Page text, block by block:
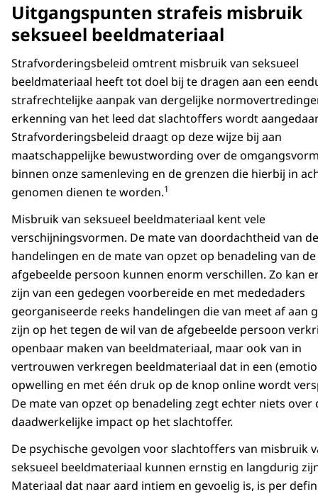
Uitgangspunten strafeis misbruik
seksueel beeldmateriaal
Strafvorderingsbeleid omtrent misbruik van seksueel
beeldmateriaal heeft tot doel bij te dragen aan een
strafrechtelijke aanpak van dergelijke
erkenning van het leed dat slachtoffers wordt
Strafvorderingsbeleid draagt op deze wijze bij aan
maatschappelijke bewustwording over de
binnen onze samenleving en de grenzen die hierbij in
genomen dienen te worden.1
Misbruik van seksueel beeldmateriaal kent vele
verschijningsvormen. De mate van doordachtheid van de
handelingen en de mate van opzet op benadeling van de
afgebeelde persoon kunnen enorm verschillen. Zo kan
zijn van een gedegen voorbereide en met mededaders
georganiseerde reeks handelingen die van meet af aan
zijn op het tegen de wil van de afgebeelde persoon
openbaar maken van beeldmateriaal, maar ook van in
vertrouwen verkregen beeldmateriaal dat in een
opwelling en met één druk op de knop online wordt
De mate van opzet op benadeling zegt echter niets over
daadwerkelijke impact op het slachtoffer.
De psychische gevolgen voor slachtoffers van misbruik
seksueel beeldmateriaal kunnen ernstig en langdurig
Materiaal dat naar aard intiem en gevoelig is, is per